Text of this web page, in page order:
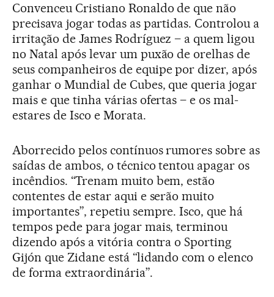
Convenceu Cristiano Ronaldo de que não
precisava jogar todas as partidas. Controlou a
irritação de James Rodríguez – a quem ligou
no Natal após levar um puxão de orelhas de
seus companheiros de equipe por dizer, após
ganhar o Mundial de Cubes, que queria jogar
mais e que tinha várias ofertas – e os mal-
estares de Isco e Morata.
Aborrecido pelos contínuos rumores sobre as
saídas de ambos, o técnico tentou apagar os
incêndios. “Trenam muito bem, estão
contentes de estar aqui e serão muito
importantes”, repetiu sempre. Isco, que há
tempos pede para jogar mais, terminou
dizendo após a vitória contra o Sporting
Gijón que Zidane está “lidando com o elenco
de forma extraordinária”.